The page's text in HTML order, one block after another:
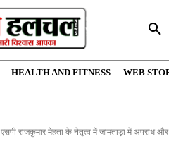
HEALTH AND FITNESS WEB
एसपी राजकुमार मेहता के नेतृत्व में जामताड़ा में अपराध और